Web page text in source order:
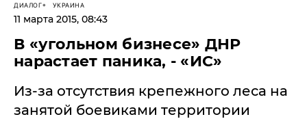
ДИАЛОГ УКРАИНА
11 марта 2015, 08:43
В «угольном бизнесе» ДНР
нарастает паника, - «ИС»
Из-за отсутствия крепежного леса на
занятой боевиками территории